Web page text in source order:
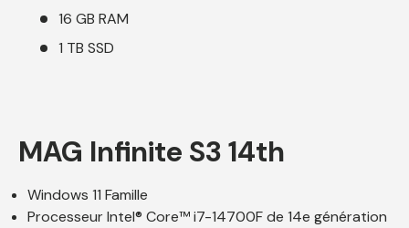
16 GB RAM
1 TB SSD
MAG Infinite S3 14th
Windows 11 Famille
Processeur Intel® Core™ i7-14700F de 14e génération